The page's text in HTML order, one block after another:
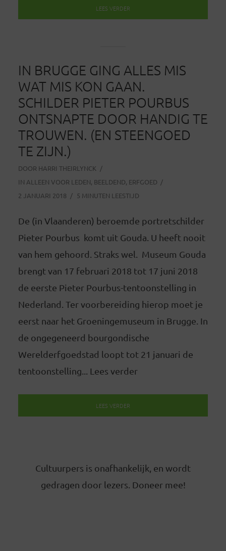
LEES VERDER
IN BRUGGE GING ALLES MIS
WAT MIS KON GAAN.
SCHILDER PIETER POURBUS
ONTSNAPTE DOOR HANDIG TE
TROUWEN. (EN STEENGOED
TE ZIJN.)
DOOR HARRI THEIRLYNCK
IN ALLEEN VOOR LEDEN, BEELDEND, ERFGOED
2 JANUARI 2018
5 MINUTEN LEESTIJD
De (in Vlaanderen) beroemde portretschilder
Pieter Pourbus komt uit Gouda. U heeft nooit
van hem gehoord. Straks wel. Museum Gouda
brengt van 17 februari 2018 tot 17 juni 2018
de eerste Pieter Pourbus-tentoonstelling in
Nederland. Ter voorbereiding hierop moet je
eerst naar het Groeningemuseum in Brugge. In
de ongegeneerd bourgondische
Werelderfgoedstad loopt tot 21 januari de
tentoonstelling... Lees verder
LEES VERDER
Cultuurpers is onafhankelijk, en wordt
gedragen door lezers. Doneer mee!